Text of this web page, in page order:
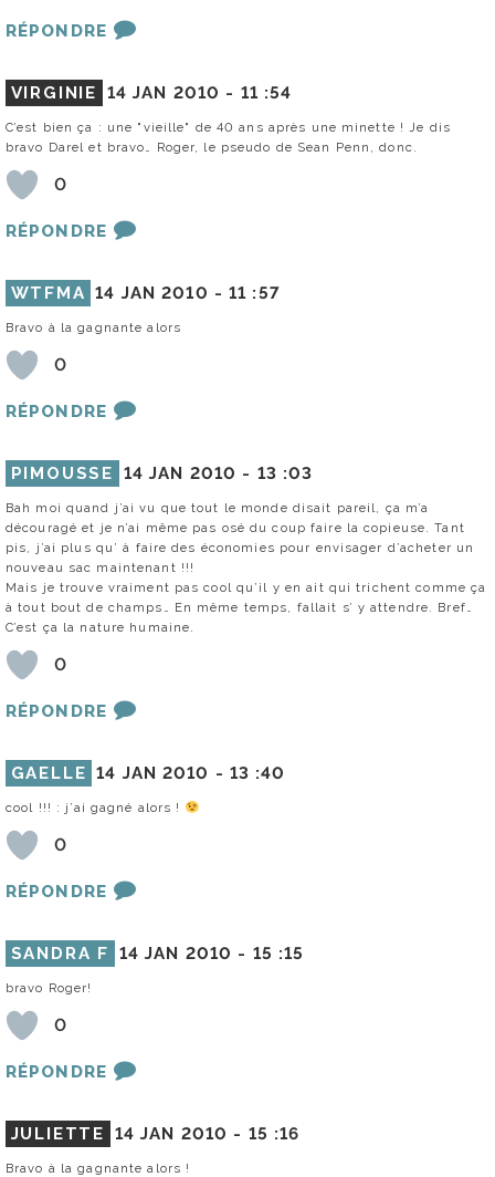
RÉPONDRE
VIRGINIE 14 JAN 2010 - 11 :54
C’est bien ça : une "vieille" de 40 ans après une minette ! Je dis
bravo Darel et bravo… Roger, le pseudo de Sean Penn, donc.
0
RÉPONDRE
WTFMA 14 JAN 2010 -11 :57
Bravo à la gagnante alors
0
RÉPONDRE
PIMOUSSE 14 JAN 2010 - 13 :03
Bah moi quand j’ai vu que tout le monde disait pareil, ça m’a
découragé et je n’ai même pas osé du coup faire la copieuse. Tant
pis, j’ai plus qu’ à faire des économies pour envisager d’acheter un
nouveau sac maintenant !!!
Mais je trouve vraiment pas cool qu’il y en ait qui trichent comme ça
à tout bout de champs… En même temps, fallait s’ y attendre. Bref…
C’est ça la nature humaine.
0
RÉPONDRE
GAELLE 14 JAN 2010 - 13 :40
cool !!! : j’ai gagné alors !
0
RÉPONDRE
SANDRA F 14 JAN 2010 - 15 :15
bravo Roger!
0
RÉPONDRE
JULIETTE 14 JAN 2010 - 15 :16
Bravo à la gagnante alors !